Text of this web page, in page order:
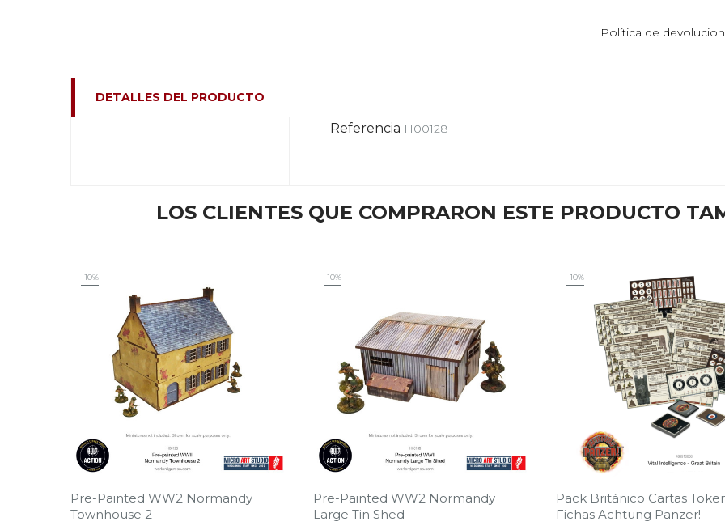
Política de
DETALLES DEL PRODUCTO
Referencia H00128
LOS CLIENTES QUE COMPRARON ESTE PRODUCTO
-10%
Pre-Painted WW2 Normandy
Townhouse 2
-10%
Pre-Painted WW2 Normandy
Large Tin Shed
-10%
Pack Británico Cartas
Fichas Achtung Panzer!